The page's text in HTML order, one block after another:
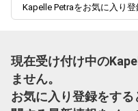
Kapelle Petraをお気に入り登
現在受け付け中の
ません。
お気に入り登録をす